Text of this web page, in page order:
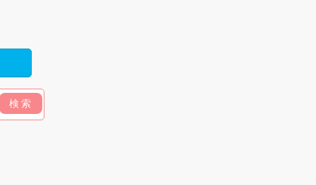
検索